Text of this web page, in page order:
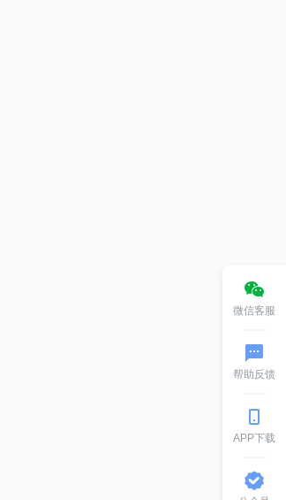
微信客服
帮助反馈
APP下载